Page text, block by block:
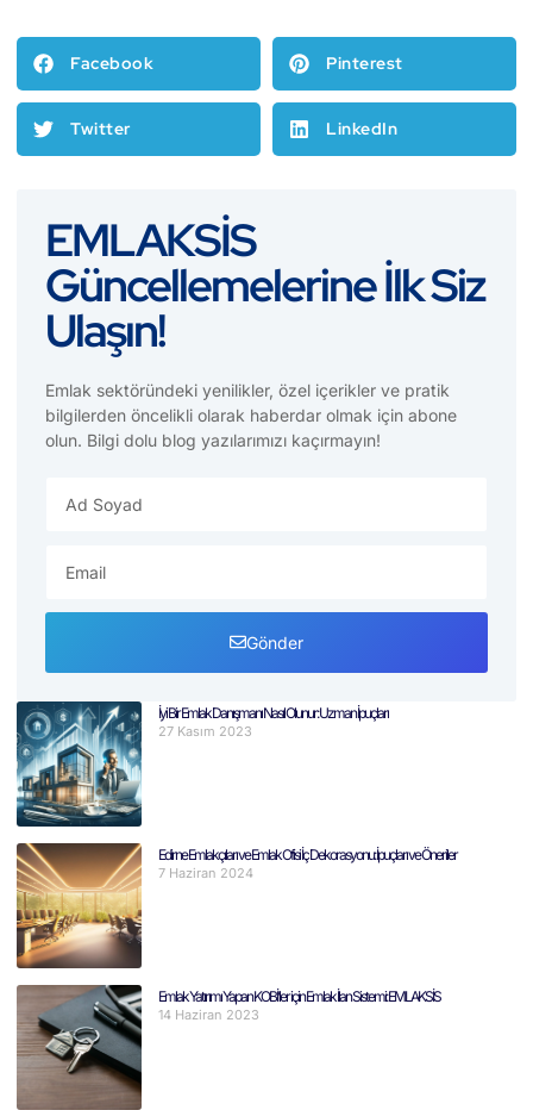
Facebook Pinterest
Twitter LinkedIn
EMLAKSİS
Güncellemelerine İlk Siz
Ulaşın!
Emlak sektöründeki yenilikler, özel içerikler ve pratik
bilgilerden öncelikli olarak haberdar olmak için abone
olun. Bilgi dolu blog yazılarımızı kaçırmayın!
Gönder
İyi Bir Emlak Danışmanı Nasıl Olunur: Uzman İpuçları
27 Kasım 2023
Edirne Emlakçıları ve Emlak Ofisi İç Dekorasyonu: İpuçları ve Öneriler
7 Haziran 2024
Emlak Yatırımı Yapan KOBİ’ler için Emlak İlan Sistemi: EMLAKSİS
14 Haziran 2023